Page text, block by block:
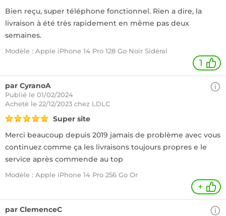
Bien reçu, super téléphone fonctionnel. Rien a dire, la
livraison à été très rapidement en même pas deux
semaines.
Modèle : Apple iPhone 14 Pro 128 Go Noir Sidéral
1
par CyranoA
Publié le 01/02/2024
Acheté le 22/12/2023 chez LDLC
Super site
Merci beaucoup depuis 2019 jamais de problème avec vous
continuez comme ça les livraisons toujours propres e le
service après commende au top
Modèle : Apple iPhone 14 Pro 256 Go Or
+
par ClemenceC